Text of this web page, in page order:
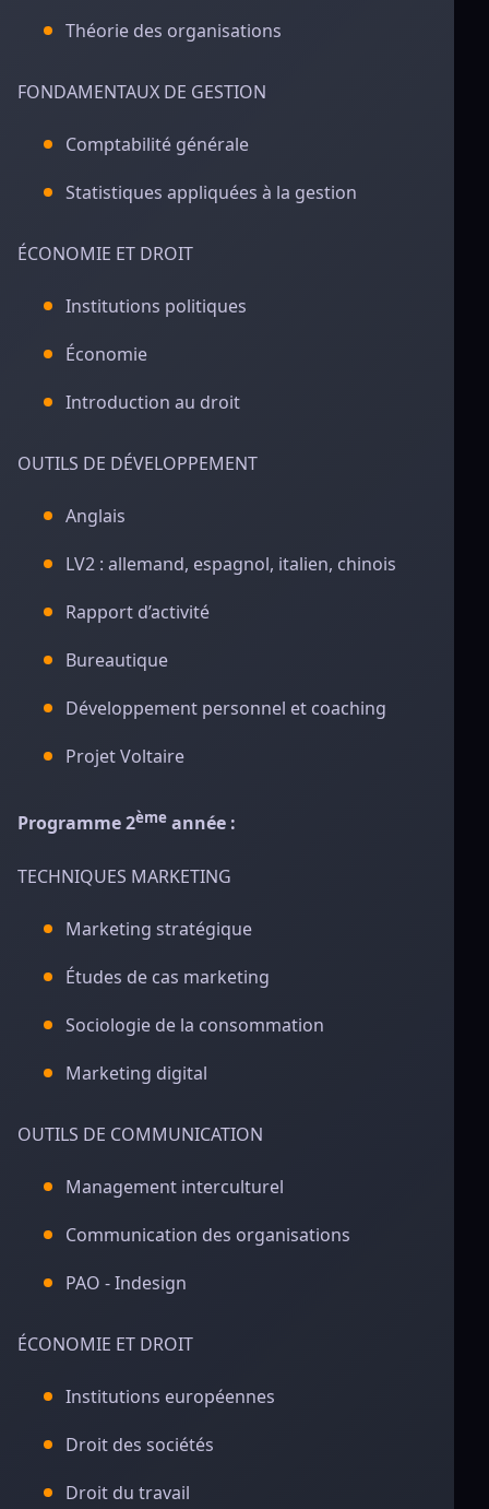
Théorie des organisations
FONDAMENTAUX DE GESTION
Comptabilité générale
Statistiques appliquées à la gestion
ÉCONOMIE ET DROIT
Institutions politiques
Économie
Introduction au droit
OUTILS DE DÉVELOPPEMENT
Anglais
LV2 : allemand, espagnol, italien, chinois
Rapport d’activité
Bureautique
Développement personnel et coaching
Projet Voltaire
Programme 2ème année :
TECHNIQUES MARKETING
Marketing stratégique
Études de cas marketing
Sociologie de la consommation
Marketing digital
OUTILS DE COMMUNICATION
Management interculturel
Communication des organisations
PAO - Indesign
ÉCONOMIE ET DROIT
Institutions européennes
Droit des sociétés
Droit du travail